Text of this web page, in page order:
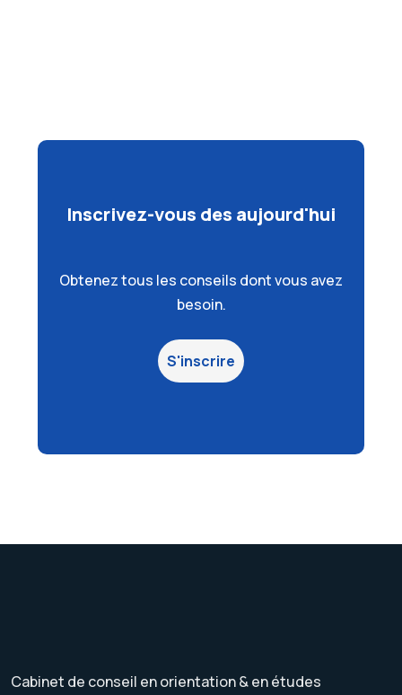
Inscrivez-vous des aujourd'hui
Obtenez tous les conseils dont vous avez
besoin.
S'inscrire
Cabinet de conseil en orientation & en études